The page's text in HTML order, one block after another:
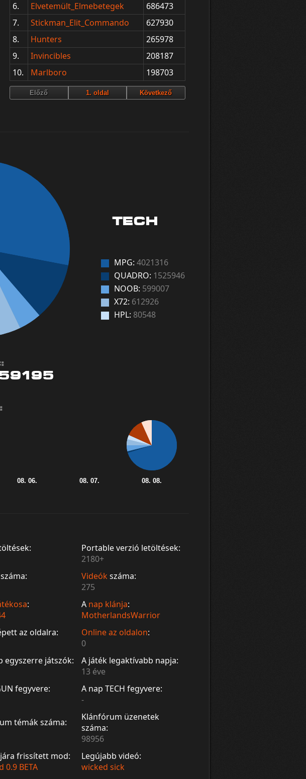
6.
Elvetemült_Elmebetegek
686473
7.
Stickman_Elit_Commando
627930
8.
Hunters
265978
9.
Invincibles
208187
10.
Marlboro 198703
TECH
MPG: 4021316
QUADRO: 1525946
NOOB: 599007
X72: 612926
HPL: 80548
Portable verzió letöltések:
2180+
száma:
Videókszáma:
275
:
A nap klánja:
MotherlandsWarrior
az oldalra:
Online az oldalon:
0
egyszerre játszók:
A játék legaktívabb napja:
13 éve
fegyvere:
A nap TECH fegyvere:
-
témák száma:
Klánfórum üzenetek
száma:
98956
frissített mod:
0.9 BETA
Legújabb videó:
wicked sick